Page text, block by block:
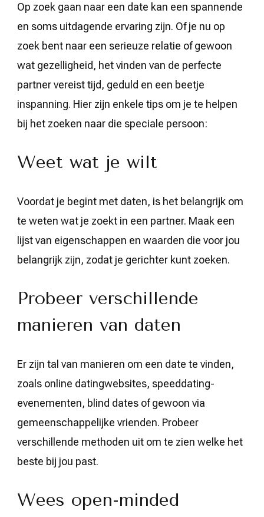
Op zoek gaan naar een date kan een spannende
en soms uitdagende ervaring zijn. Of je nu op
zoek bent naar een serieuze relatie of gewoon
wat gezelligheid, het vinden van de perfecte
partner vereist tijd, geduld en een beetje
inspanning. Hier zijn enkele tips om je te helpen
bij het zoeken naar die speciale persoon:
Weet wat je wilt
Voordat je begint met daten, is het belangrijk om
te weten wat je zoekt in een partner. Maak een
lijst van eigenschappen en waarden die voor jou
belangrijk zijn, zodat je gerichter kunt zoeken.
Probeer verschillende
manieren van daten
Er zijn tal van manieren om een date te vinden,
zoals online datingwebsites, speeddating-
evenementen, blind dates of gewoon via
gemeenschappelijke vrienden. Probeer
verschillende methoden uit om te zien welke het
beste bij jou past.
Wees open-minded